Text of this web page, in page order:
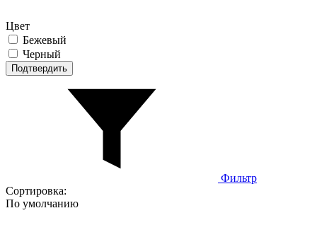
Цвет
Бежевый
Черный
Подтвердить
Фильтр
Сортировка:
По умолчанию